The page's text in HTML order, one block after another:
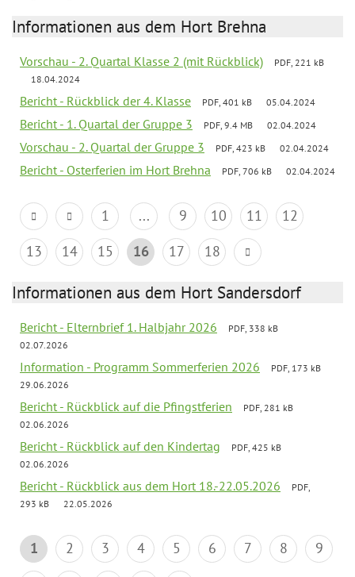
Informationen aus dem Hort Brehna
Vorschau - 2. Quartal Klasse 2 (mit Rückblick)
PDF, 221 kB
18.04.2024
Bericht - Rückblick der 4. Klasse PDF, 401 kB 05.04.2024
Bericht - 1. Quartal der Gruppe 3 PDF, 9.4 MB 02.04.2024
Vorschau - 2. Quartal der Gruppe 3 PDF, 423 kB 02.04.2024
Bericht - Osterferien im Hort Brehna PDF, 706 kB 02.04.2024
1 ... 9 10 11
12
13
14 15 16 17 18
Informationen aus dem Hort Sandersdorf
Bericht - Elternbrief 1. Halbjahr 2026
PDF, 338 kB
02.07.2026
Information - Programm Sommerferien 2026
PDF, 173 kB
29.06.2026
Bericht - Rückblick auf die Pfingstferien
PDF, 281 kB
02.06.2026
Bericht - Rückblick auf den Kindertag
PDF, 425 kB
02.06.2026
Bericht - Rückblick aus dem Hort 18.-22.05.2026
PDF,
293 kB
22.05.2026
1 2 3 4 5 6 7 8
9